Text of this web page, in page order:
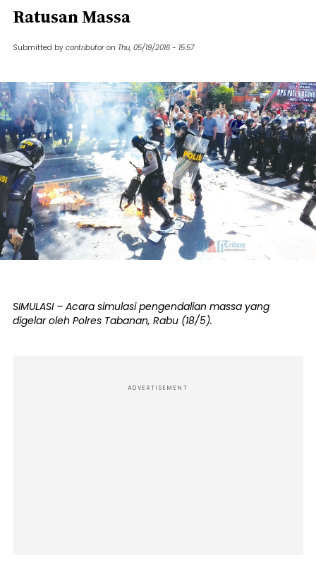
Ratusan Massa
Submitted by contributor on Thu, 05/19/2016 - 15:57
SIMULASI – Acara simulasi pengendalian massa yang
digelar oleh Polres Tabanan, Rabu (18/5).
ADVERTISEMENT